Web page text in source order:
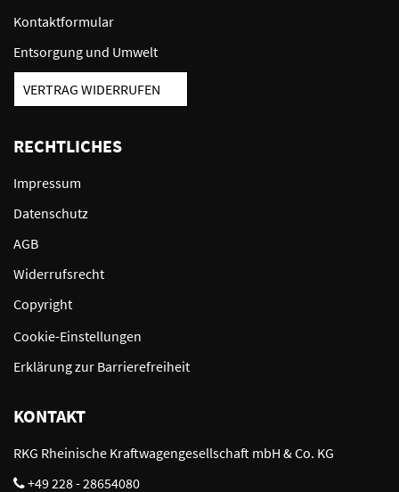
Kontaktformular
Entsorgung und Umwelt
VERTRAG WIDERRUFEN
RECHTLICHES
Impressum
Datenschutz
AGB
Widerrufsrecht
Copyright
Cookie-Einstellungen
Erklärung zur Barrierefreiheit
KONTAKT
RKG Rheinische Kraftwagengesellschaft mbH & Co. KG
+49 228 - 28654080